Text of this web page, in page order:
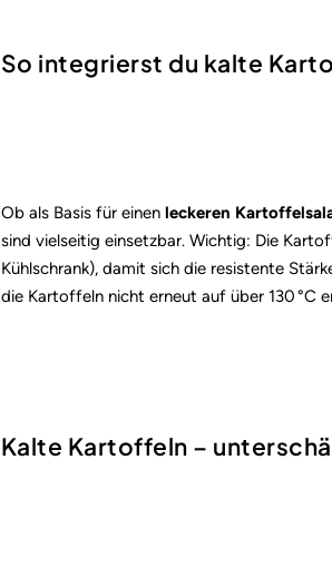
So integrierst du kalte
Ob als Basis für einen leckeren
sind vielseitig einsetzbar. Wichtig: Die
Kühlschrank), damit sich die resistente
die Kartoffeln nicht erneut auf über 130 °C
Kalte Kartoffeln –